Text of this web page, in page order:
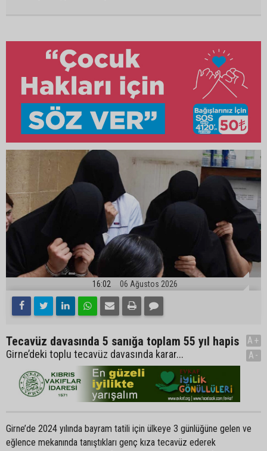
16:02 06 Ağustos 2026
Tecavüz davasında 5 sanığa toplam 55 yıl hapis
Girne’deki toplu tecavüz davasında karar...
A+
A-
Girne’de 2024 yılında bayram tatili için ülkeye 3 günlüğüne gelen ve
eğlence mekanında tanıştıkları genç kıza tecavüz ederek